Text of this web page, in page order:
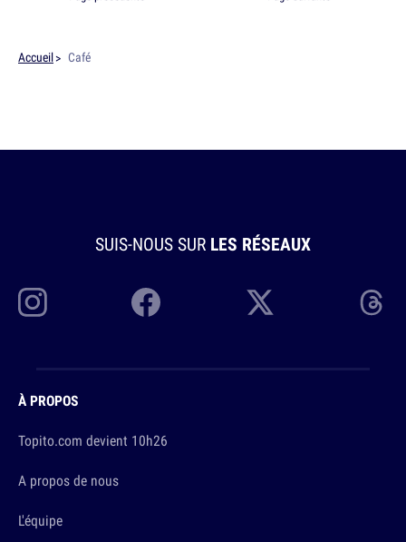
Accueil Café
SUIS-NOUS SUR LES RÉSEAUX
À PROPOS
Topito.com devient 10h26
A propos de nous
L'équipe